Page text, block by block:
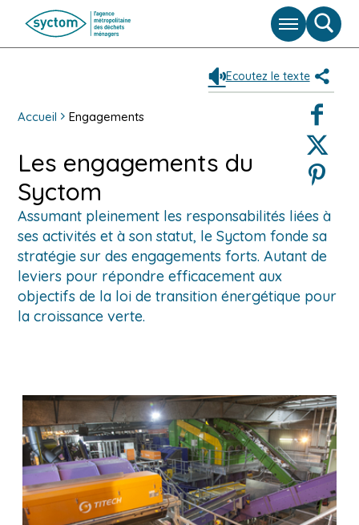
Menu
de
Ecoutez le texte
Twitter
Pinterest
Accueil Engagements
Les engagements du
Syctom
Assumant pleinement les responsabilités liées à
ses activités et à son statut, le Syctom fonde sa
stratégie sur des engagements forts. Autant de
leviers pour répondre efficacement aux
objectifs de la loi de transition énergétique pour
la croissance verte.